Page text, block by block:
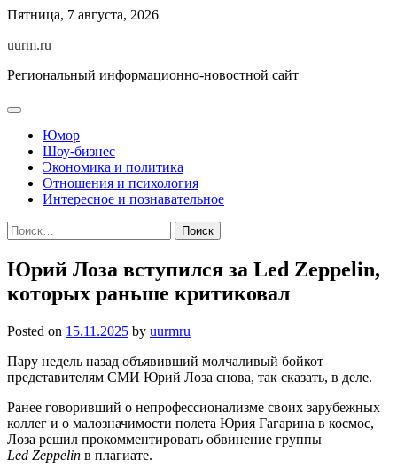
Skip
content
Пятница, 7 августа, 2026
uurm.ru
Региональный информационно-новостной сайт
Юмор
Шоу-бизнес
Экономика и политика
Отношения и психология
Интересное и познавательное
Найти:
Юрий Лоза вступился за Led Zeppelin,
которых раньше критиковал
Posted on 15.11.2025 by uurmru
Пару недель назад объявивший молчаливый бойкот
представителям СМИ Юрий Лоза снова, так сказать, в деле.
Ранее говоривший о непрофессионализме своих зарубежных
коллег и о малозначимости полета Юрия Гагарина в космос,
Лоза решил прокомментировать обвинение группы
Led Zeppelin в плагиате.